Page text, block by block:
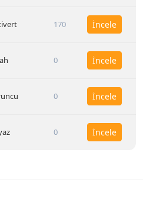
170 İncele
0 İncele
0 İncele
0 İncele